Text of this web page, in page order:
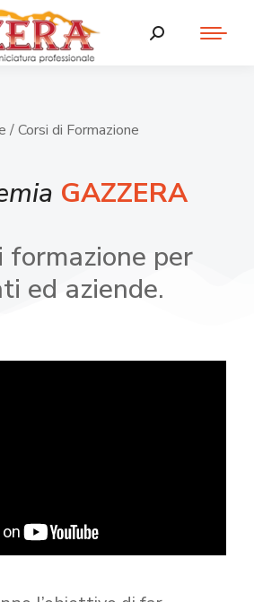
/ Corsi di Formazione
GAZZERA
formazione per
ed aziende.